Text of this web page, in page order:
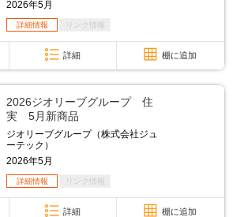
2026年5月
詳細情報 リンク情報
詳細 棚に追加
2026ジオリーブグループ 住
実 5月新商品
ジオリーブグループ（株式会社ジュ
ーテック）
2026年5月
詳細情報 リンク情報
詳細 棚に追加